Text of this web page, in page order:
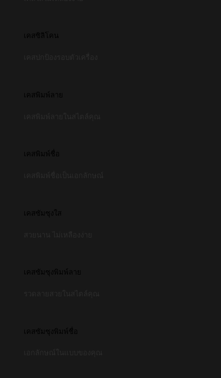
เคสซิลิโคน
เคสพิมพ์ลาย
เคสพิมพ์ชื่อ
เคสซัมซุงใส
เคสซัมซุงพิมพ์ลาย
เคสซัมซุงพิมพ์ชื่อ